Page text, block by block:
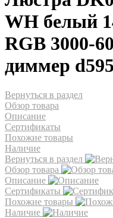
WH белый
RGB 3000-
диммер
Вернуться в раздел
Обзор товара
Описание
Сертификаты
Похожие товары
Наличие
Вернуться в раздел
Обзор товара
Описание
Сертификаты
Похожие товары
Наличие